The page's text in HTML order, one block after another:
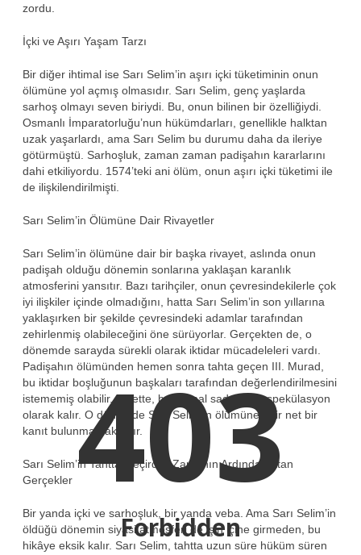
zordu.
İçki ve Aşırı Yaşam Tarzı
Bir diğer ihtimal ise Sarı Selim’in aşırı içki tüketiminin onun
ölümüne yol açmış olmasıdır. Sarı Selim, genç yaşlarda
sarhoş olmayı seven biriydi. Bu, onun bilinen bir özelliğiydi.
Osmanlı İmparatorluğu’nun hükümdarları, genellikle halktan
uzak yaşarlardı, ama Sarı Selim bu durumu daha da ileriye
götürmüştü. Sarhoşluk, zaman zaman padişahın kararlarını
dahi etkiliyordu. 1574’teki ani ölüm, onun aşırı içki tüketimi ile
de ilişkilendirilmişti.
Sarı Selim’in Ölümüne Dair Rivayetler
Sarı Selim’in ölümüne dair bir başka rivayet, aslında onun
padişah olduğu dönemin sonlarına yaklaşan karanlık
atmosferini yansıtır. Bazı tarihçiler, onun çevresindekilerle çok
iyi ilişkiler içinde olmadığını, hatta Sarı Selim’in son yıllarına
yaklaşırken bir şekilde çevresindeki adamlar tarafından
zehirlenmiş olabileceğini öne sürüyorlar. Gerçekten de, o
dönemde sarayda sürekli olarak iktidar mücadeleleri vardı.
Padişahın ölümünden hemen sonra tahta geçen III. Murad,
bu iktidar boşluğunun başkaları tarafından değerlendirilmesini
istememiş olabilir. Elbette, bu ihtimal sadece bir spekülasyon
olarak kalır. O dönemde Sarı Selim’in ölümüne dair net bir
kanıt bulunmamaktadır.
Sarı Selim’in Tahtta Geçirdiği Zamanın Ardında Yatan
Gerçekler
Bir yanda içki ve sarhoşluk, bir yanda veba. Ama Sarı Selim’in
öldüğü dönemin siyasi atmosferi de işin içine girmeden, bu
hikâye eksik kalır. Sarı Selim, tahtta uzun süre hüküm süren
403
Forbidden